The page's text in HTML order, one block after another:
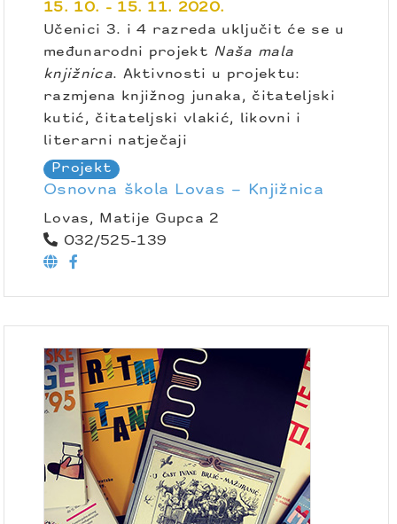
15. 10. - 15. 11. 2020.
Učenici 3. i 4 razreda uključit će se u
međunarodni projekt Naša mala
knjižnica. Aktivnosti u projektu:
razmjena knjižnog junaka, čitateljski
kutić, čitateljski vlakić, likovni i
literarni natječaji
Projekt
Osnovna škola Lovas – Knjižnica
Lovas, Matije Gupca 2
032/525-139